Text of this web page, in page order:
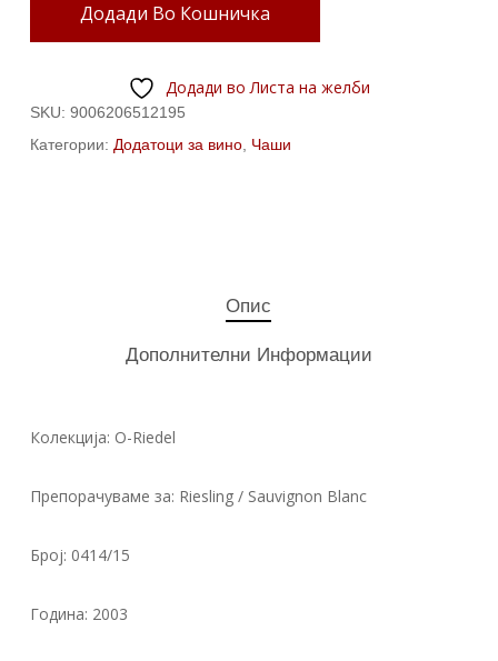
Додади Во Кошничка
Додади во Листа на желби
SKU: 9006206512195
Категории: Додатоци за вино, Чаши
Опис
Дополнителни Информации
Колекција: O-Riedel
Препорачуваме за: Riesling / Sauvignon Blanc
Број: 0414/15
Година: 2003